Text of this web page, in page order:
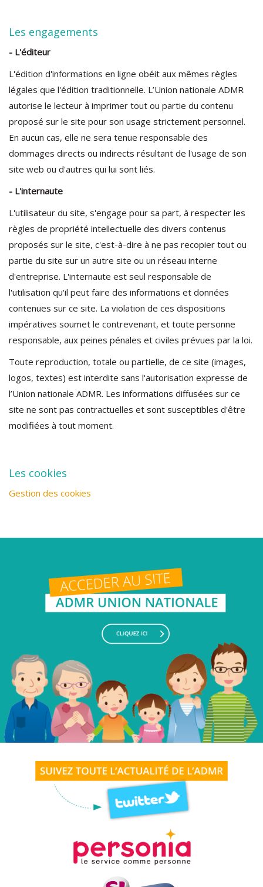
Les engagements
- L'éditeur
L'édition d'informations en ligne obéit aux mêmes règles
légales que l'édition traditionnelle. L’Union nationale ADMR
autorise le lecteur à imprimer tout ou partie du contenu
proposé sur le site pour son usage strictement personnel.
En aucun cas, elle ne sera tenue responsable des
dommages directs ou indirects résultant de l'usage de son
site web ou d'autres qui lui sont liés.
- L'internaute
L'utilisateur du site, s'engage pour sa part, à respecter les
règles de propriété intellectuelle des divers contenus
proposés sur le site, c'est-à-dire à ne pas recopier tout ou
partie du site sur un autre site ou un réseau interne
d'entreprise. L'internaute est seul responsable de
l'utilisation qu'il peut faire des informations et données
contenues sur ce site. La violation de ces dispositions
impératives soumet le contrevenant, et toute personne
responsable, aux peines pénales et civiles prévues par la loi.
Toute reproduction, totale ou partielle, de ce site (images,
logos, textes) est interdite sans l'autorisation expresse de
l’Union nationale ADMR. Les informations diffusées sur ce
site ne sont pas contractuelles et sont susceptibles d'être
modifiées à tout moment.
Les cookies
Gestion des cookies